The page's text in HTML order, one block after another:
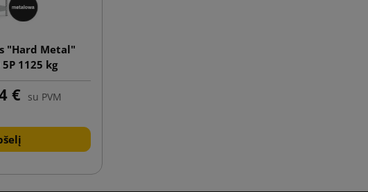
"Hard Metal"
1125 kg
€ su PVM